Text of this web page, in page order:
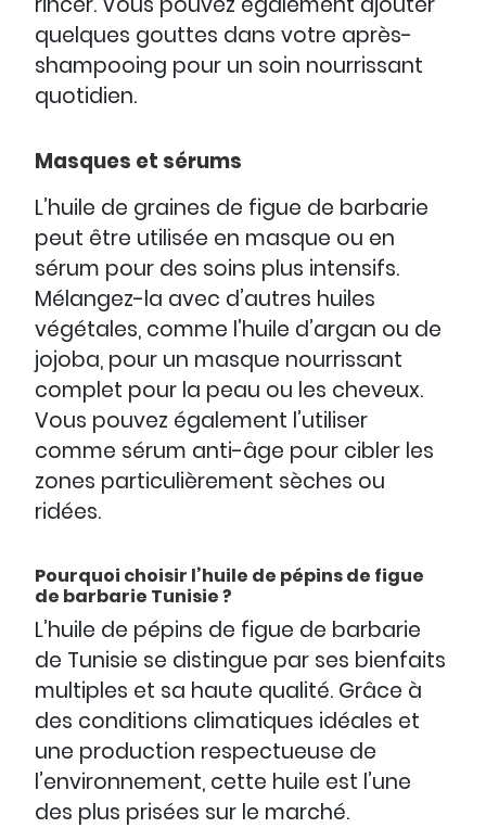
quelques gouttes dans votre après-
shampooing pour un soin nourrissant
quotidien.
Masques et sérums
L’huile de graines de figue de barbarie
peut être utilisée en masque ou en
sérum pour des soins plus intensifs.
Mélangez-la avec d’autres huiles
végétales, comme l’huile d’argan ou de
jojoba, pour un masque nourrissant
complet pour la peau ou les cheveux.
Vous pouvez également l’utiliser
comme sérum anti-âge pour cibler les
zones particulièrement sèches ou
ridées.
Pourquoi choisir l’huile de pépins de figue
de barbarie Tunisie ?
L’huile de pépins de figue de barbarie
de Tunisie se distingue par ses bienfaits
multiples et sa haute qualité. Grâce à
des conditions climatiques idéales et
une production respectueuse de
l’environnement, cette huile est l’une
des plus prisées sur le marché.